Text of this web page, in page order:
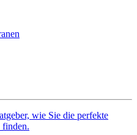
wie Sie die perfekte
finden.